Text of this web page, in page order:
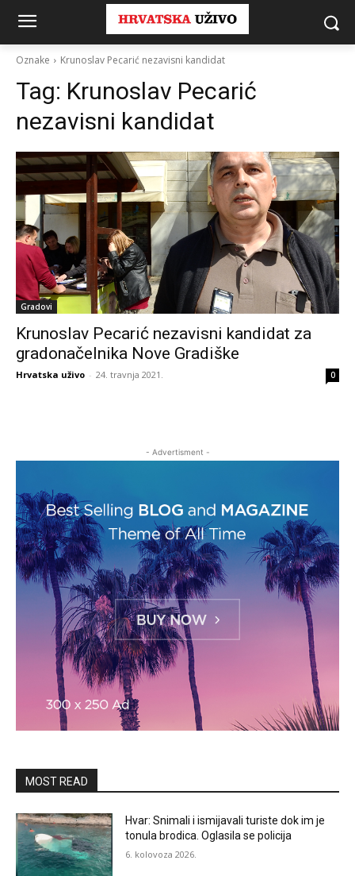
Oznake Krunoslav Pecarić nezavisni kandidat
Tag: Krunoslav Pecarić
nezavisni kandidat
Gradovi
Krunoslav Pecarić nezavisni kandidat za
gradonačelnika Nove Gradiške
Hrvatska uživo - 24. travnja 2021. 0
- Advertisment -
MOST READ
Hvar: Snimali i ismijavali turiste dok im je
tonula brodica. Oglasila se policija
6. kolovoza 2026.